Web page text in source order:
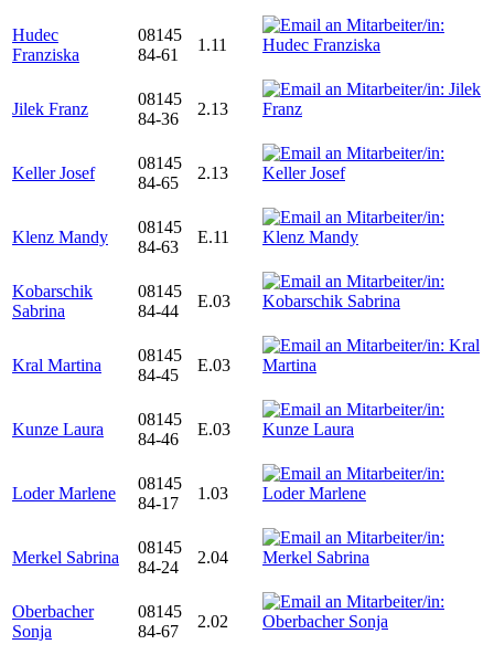
Hudec
Franziska
08145
84-61
1.11
Jilek Franz
08145
84-36
2.13
Keller Josef
08145
84-65
2.13
Klenz Mandy
08145
84-63
E.11
Kobarschik
Sabrina
08145
84-44
E.03
Kral Martina
08145
84-45
E.03
Kunze Laura
08145
84-46
E.03
Loder Marlene
08145
84-17
1.03
Merkel Sabrina
08145
84-24
2.04
Oberbacher
Sonja
08145
84-67
2.02